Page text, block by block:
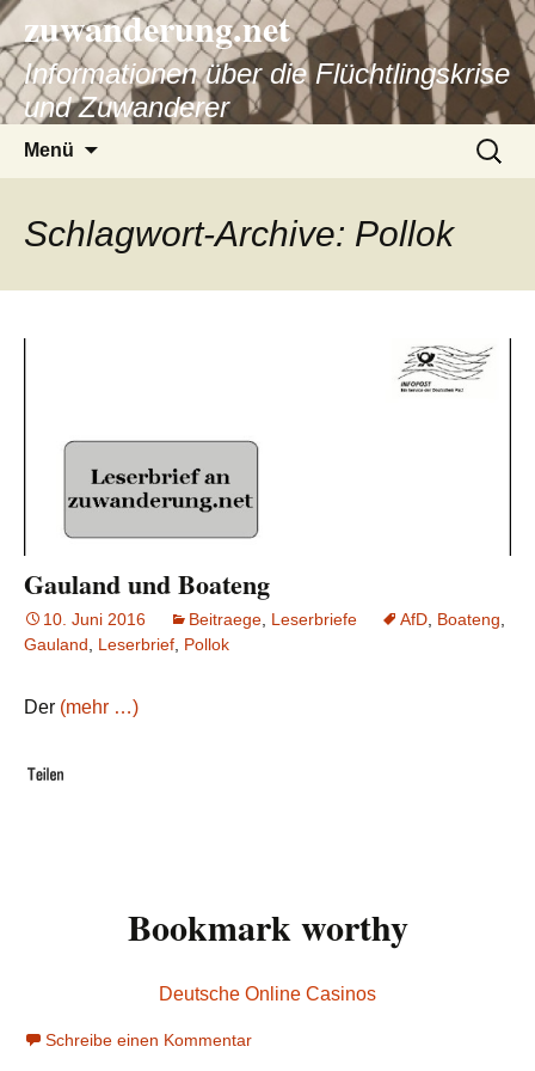
zuwanderung.net
Informationen über die Flüchtlingskrise
und Zuwanderer
Menü
Suche
nach:
Schlagwort-Archive: Pollok
Gauland und Boateng
10. Juni 2016 Beitraege, Leserbriefe AfD, Boateng,
Gauland, Leserbrief, Pollok
Der (mehr …)
Bookmark worthy
Deutsche Online Casinos
Schreibe einen Kommentar